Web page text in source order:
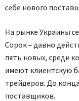
себе нового
На рынке Украины
Сорок – давно
пять новых, среди
имеют клиентскую
трейдеров. До
поставщиков.